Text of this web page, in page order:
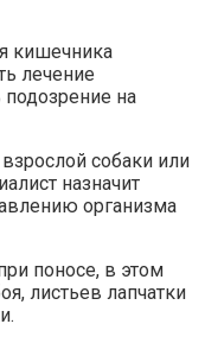
кишечника
лечение
подозрение на
собаки или
назначит
организма
поносе, в этом
листьев лапчатки